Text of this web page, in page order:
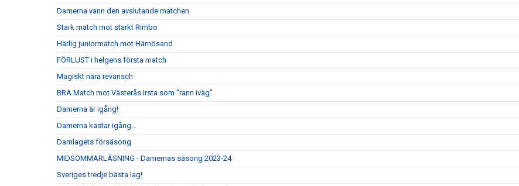
Damerna vann den avslutande matchen
Stark match mot starkt Rimbo
Härlig juniormatch mot Härnösand
FÖRLUST i helgens första match
Magiskt nära revansch
BRA Match mot Västerås Irsta som "rann iväg"
Damerna är igång!
Damerna kastar igång...
Damlagets försäsong
MIDSOMMARLÄSNING - Damernas säsong 2023-24
Sveriges tredje bästa lag!